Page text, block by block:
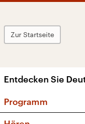
Zur Startseite
Entdecken Sie
Programm